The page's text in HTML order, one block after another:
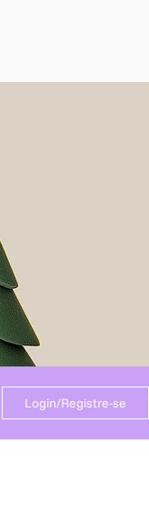
Login/Registre-se